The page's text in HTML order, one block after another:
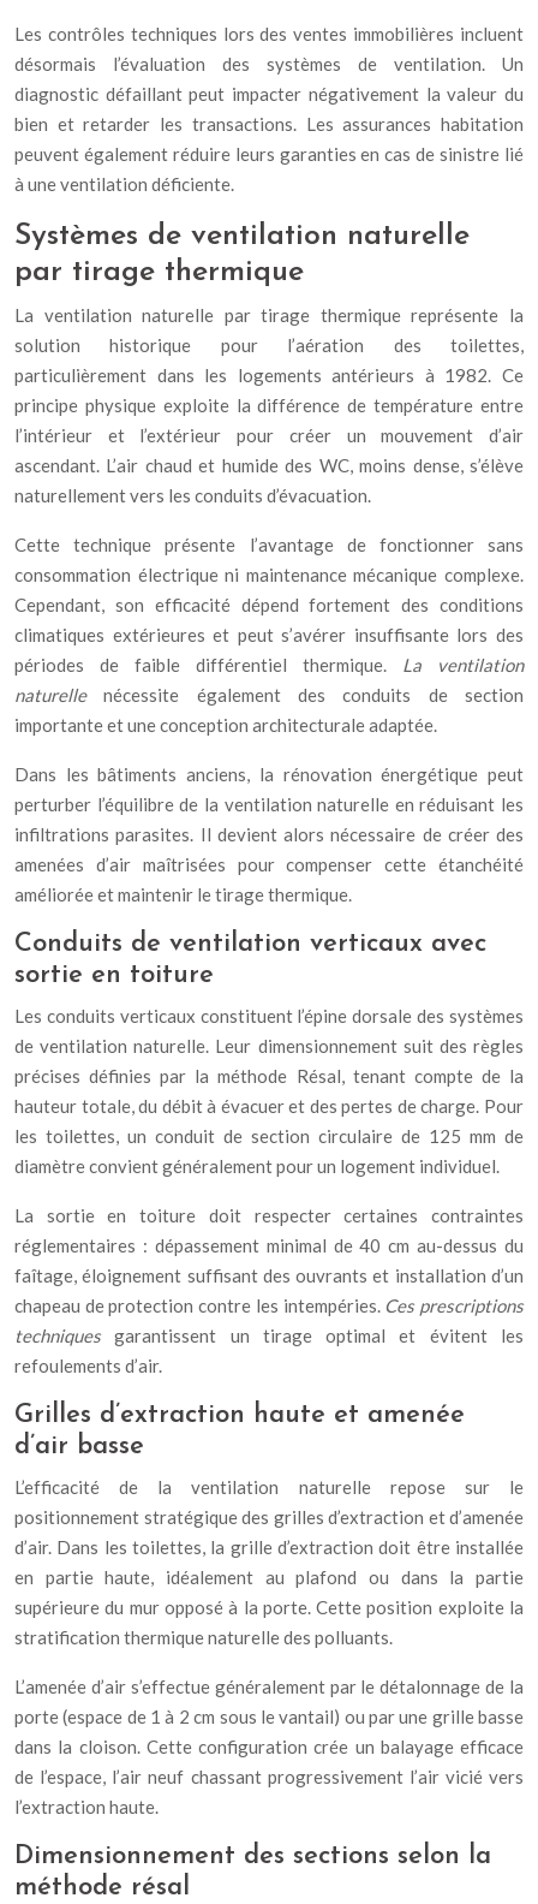
Les contrôles techniques lors des ventes immobilières incluent
désormais l’évaluation des systèmes de ventilation. Un
diagnostic défaillant peut impacter négativement la valeur du
bien et retarder les transactions. Les assurances habitation
peuvent également réduire leurs garanties en cas de sinistre lié
à une ventilation déficiente.
Systèmes de ventilation naturelle
par tirage thermique
La ventilation naturelle par tirage thermique représente la
solution historique pour l’aération des toilettes,
particulièrement dans les logements antérieurs à 1982. Ce
principe physique exploite la différence de température entre
l’intérieur et l’extérieur pour créer un mouvement d’air
ascendant. L’air chaud et humide des WC, moins dense, s’élève
naturellement vers les conduits d’évacuation.
Cette technique présente l’avantage de fonctionner sans
consommation électrique ni maintenance mécanique complexe.
Cependant, son efficacité dépend fortement des conditions
climatiques extérieures et peut s’avérer insuffisante lors des
périodes de faible différentiel thermique. La ventilation
naturellenécessite également des conduits de section
importante et une conception architecturale adaptée.
Dans les bâtiments anciens, la rénovation énergétique peut
perturber l’équilibre de la ventilation naturelle en réduisant les
infiltrations parasites. Il devient alors nécessaire de créer des
amenées d’air maîtrisées pour compenser cette étanchéité
améliorée et maintenir le tirage thermique.
Conduits de ventilation verticaux avec
sortie en toiture
Les conduits verticaux constituent l’épine dorsale des systèmes
de ventilation naturelle. Leur dimensionnement suit des règles
précises définies par la méthode Résal, tenant compte de la
hauteur totale, du débit à évacuer et des pertes de charge. Pour
les toilettes, un conduit de section circulaire de 125 mm de
diamètre convient généralement pour un logement individuel.
La sortie en toiture doit respecter certaines contraintes
réglementaires : dépassement minimal de 40 cm au-dessus du
faîtage, éloignement suffisant des ouvrants et installation d’un
chapeau de protection contre les intempéries. Ces prescriptions
techniquesgarantissent un tirage optimal et évitent les
refoulements d’air.
Grilles d’extraction haute et amenée
d’air basse
L’efficacité de la ventilation naturelle repose sur le
positionnement stratégique des grilles d’extraction et d’amenée
d’air. Dans les toilettes, la grille d’extraction doit être installée
en partie haute, idéalement au plafond ou dans la partie
supérieure du mur opposé à la porte. Cette position exploite la
stratification thermique naturelle des polluants.
L’amenée d’air s’effectue généralement par le détalonnage de la
porte (espace de 1 à 2 cm sous le vantail) ou par une grille basse
dans la cloison. Cette configuration crée un balayage efficace
de l’espace, l’air neuf chassant progressivement l’air vicié vers
l’extraction haute.
Dimensionnement des sections selon la
méthode résal